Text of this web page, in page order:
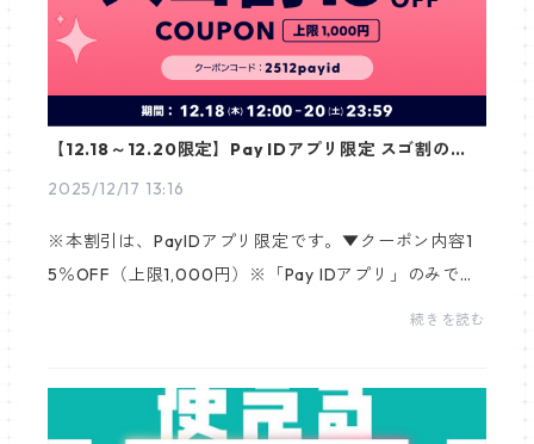
【12.18～12.20限定】Pay IDアプリ限定 スゴ割のお知
2025/12/17 13:16
※本割引は、PayIDアプリ限定です。▼クーポン内容1
5％OFF（上限1,000円）※「Pay IDアプリ」のみで利
用できます。※クーポンは何ショップでも利用可能で
続きを読む